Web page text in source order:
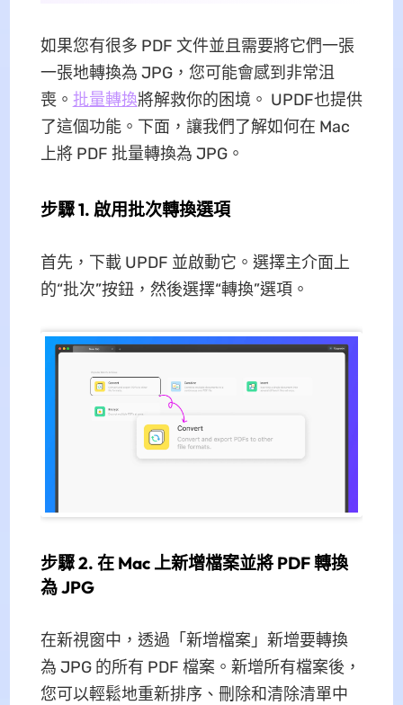
如果您有很多 PDF 文件並且需要將它們一張
一張地轉換為 JPG，您可能會感到非常沮
喪。 批量轉換將解救你的困境。 UPDF也提供
了這個功能。下面，讓我們了解如何在 Mac
上將 PDF 批量轉換為 JPG。
步驟 1. 啟用批次轉換選項
首先，下載 UPDF 並啟動它。選擇主介面上
的“批次”按鈕，然後選擇“轉換”選項。
步驟 2. 在 Mac 上新增檔案並將 PDF 轉換
為 JPG
在新視窗中，透過「新增檔案」新增要轉換
為 JPG 的所有 PDF 檔案。新增所有檔案後，
您可以輕鬆地重新排序、刪除和清除清單中